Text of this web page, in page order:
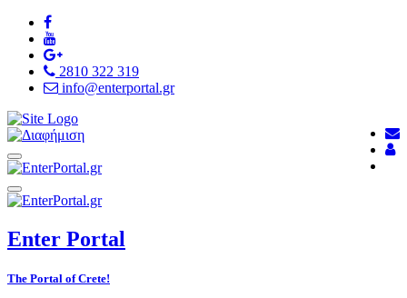
2810 322 319
info@enterportal.gr
Enter Portal
The Portal of Crete!